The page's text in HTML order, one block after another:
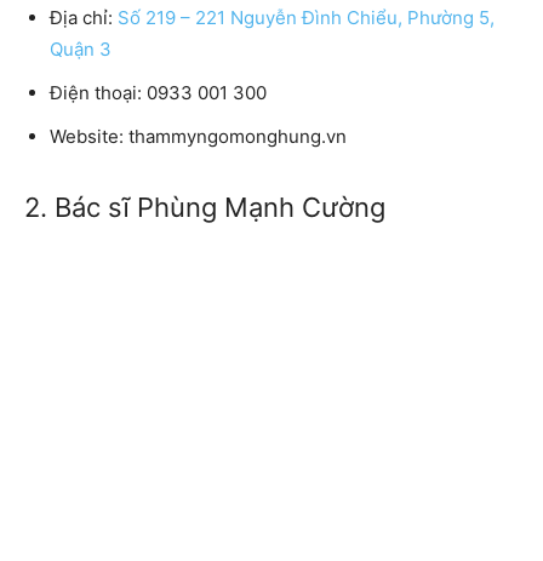
Địa chỉ: Số 219 – 221 Nguyễn Đình Chiểu, Phường 5,
Quận 3
Điện thoại: 0933 001 300
Website: thammyngomonghung.vn
2. Bác sĩ Phùng Mạnh Cường